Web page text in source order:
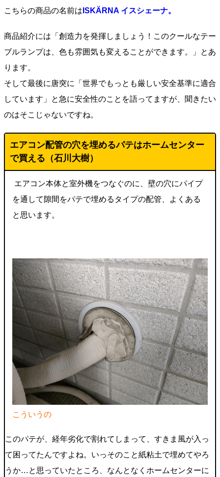
こちらの商品の名前は ISKÄRNA イスシェーナ。
商品紹介には「創造力を発揮しましょう！このクールなテー
ブルランプは、色も雰囲気も変えることができます。」とあ
ります。
そして最後に唐突に「世界でもっとも厳しい安全基準に適合
しています」と急に安全性のことを語ってますが、聞きたい
のはそこじゃないですね。
エアコン配管の穴を埋めるパテはホームセンター
で買える（石川大樹）
エアコン本体と室外機をつなぐのに、壁の穴にパイプ
を通して隙間をパテで埋めるタイプの配管、よくある
と思います。
こういうの
このパテが、経年劣化で割れてしまって、すきま風が入っ
て困ってたんですよね。いっそのこと紙粘土で埋めてやろ
うか…と思っていたところ、なんとなくホームセンターに